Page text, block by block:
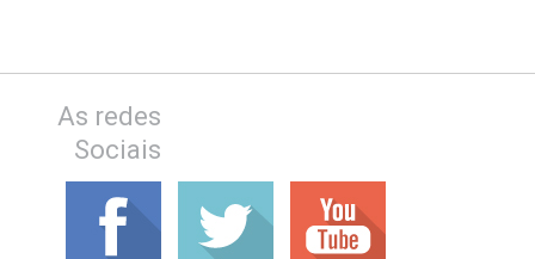
As redes
Sociais